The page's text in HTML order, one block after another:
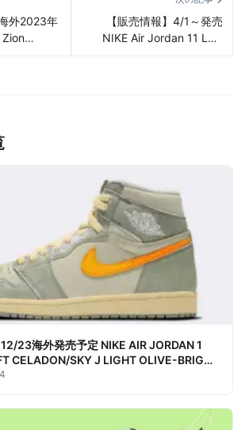
外2023年
Zion
【販売情報】4/1～発売
NIKE Air Jordan 11 Low
12/23海外発売予定 NIKE AIR JORDAN 1
CELADON/SKY J LIGHT OLIVE-BRIGHT
MILK-PALE IVORY リーク情報ま